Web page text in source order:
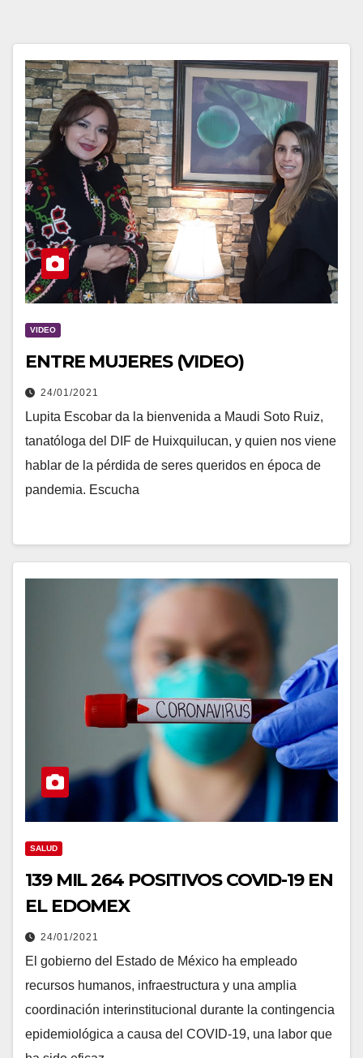
VIDEO
ENTRE MUJERES (VIDEO)
24/01/2021
Lupita Escobar da la bienvenida a Maudi Soto Ruiz,
tanatóloga del DIF de Huixquilucan, y quien nos viene
hablar de la pérdida de seres queridos en época de
pandemia. Escucha
SALUD
139 MIL 264 POSITIVOS COVID-19 EN
EL EDOMEX
24/01/2021
El gobierno del Estado de México ha empleado
recursos humanos, infraestructura y una amplia
coordinación interinstitucional durante la contingencia
epidemiológica a causa del COVID-19, una labor que